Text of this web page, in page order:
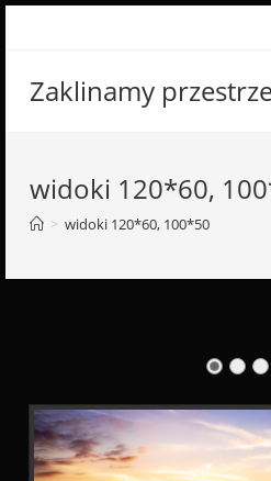
Zaklinamy
widoki 120*60,
> widoki 120*60, 100*50